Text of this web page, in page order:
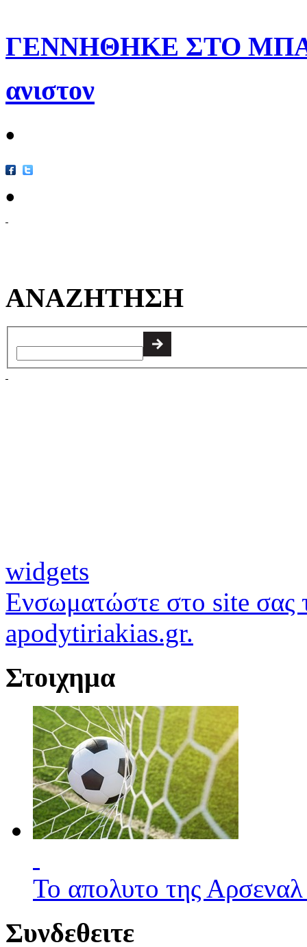
ΓΕΝΝΗΘΗΚΕ ΣΤΟ
ανιστον
•
•
ΑΝΑΖΗΤΗΣΗ
widgets
Ενσωματώστε στο site σας
apodytiriakias.gr.
Στοιχημα
Το απολυτο της
Συνδεθειτε